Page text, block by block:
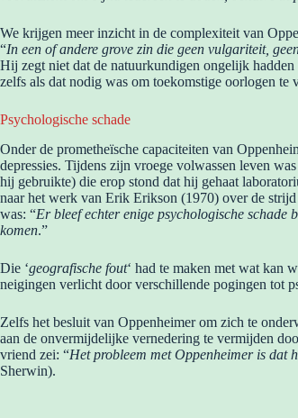
We krijgen meer inzicht in de complexiteit van
“In een of andere grove zin die geen vulgariteit,
Hij zegt niet dat de natuurkundigen ongelijk hadden
zelfs als dat nodig was om toekomstige oorlogen te
Psychologische schade
Onder de prometheïsche capaciteiten van
depressies. Tijdens zijn vroege volwassen leven
hij gebruikte) die erop stond dat hij gehaat
naar het werk van Erik Erikson (1970) over de
was: “Er bleef echter enige psychologische
komen.”
Die ‘geografische fout‘ had te maken met wat kan
neigingen verlicht door verschillende pogingen tot
Zelfs het besluit van Oppenheimer om zich te
aan de onvermijdelijke vernedering te vermijden
vriend zei: “Het probleem met Oppenheimer is dat
Sherwin).